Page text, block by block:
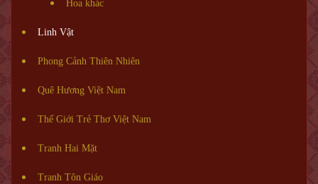
Hoa khác
Linh Vật
Phong Cảnh Thiên Nhiên
Quê Hương Việt Nam
Thế Giới Trẻ Thơ Việt Nam
Tranh Hai Mặt
Tranh Tôn Giáo